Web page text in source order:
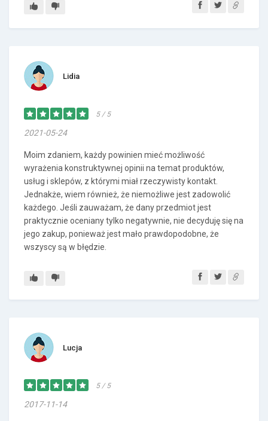
Lidia
5 / 5
2021-05-24
Moim zdaniem, każdy powinien mieć możliwość
wyrażenia konstruktywnej opinii na temat produktów,
usług i sklepów, z którymi miał rzeczywisty kontakt.
Jednakże, wiem również, że niemożliwe jest zadowolić
każdego. Jeśli zauważam, że dany przedmiot jest
praktycznie oceniany tylko negatywnie, nie decyduję się na
jego zakup, ponieważ jest mało prawdopodobne, że
wszyscy są w błędzie.
Lucja
5 / 5
2017-11-14